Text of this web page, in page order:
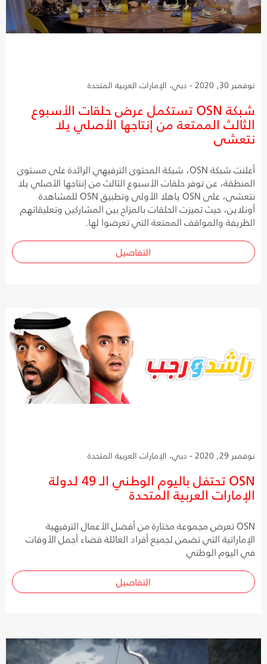
نوفمبر 30, 2020 - دبي، الإمارات العربية المتحدة
شبكة OSN تستكمل عرض حلقات الأسبوع
الثالث الممتعة من إنتاجها الأصلي يلا
نتعشى
أعلنت شبكة OSN، شبكة المحتوى الترفيهي الرائدة على مستوى
المنطقة، عن توفر حلقات الأسبوع الثالث من إنتاجها الأصلي يلا
نتعشى، على OSN ياهلا الأولى وتطبيق OSN للمشاهدة
أونلاين، حيث تميزت الحلقات بالمزاح بين المشاركين وتعليقاتهم
الظريفة والمواقف الممتعة التي تعرضوا لها.
التفاصيل
نوفمبر 29, 2020 - دبي، الإمارات العربية المتحدة
OSN تحتفل باليوم الوطني الـ 49 لدولة
الإمارات العربية المتحدة
OSN تعرض مجموعة مختارة من أفضل الأعمال الترفيهية
الإماراتية التي تضمن لجميع أفراد العائلة قضاء أجمل الأوقات
في اليوم الوطني
التفاصيل